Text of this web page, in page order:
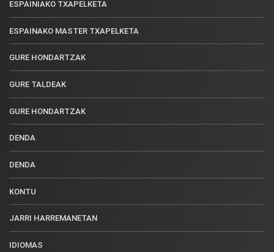
ESPAINIAKO TXAPELKETA
ESPAINAKO MASTER TXAPELKETA
GURE HONDARTZAK
GURE TALDEAK
GURE HONDARTZAK
DENDA
DENDA
KONTU
JARRI HARREMANETAN
IDIOMAS